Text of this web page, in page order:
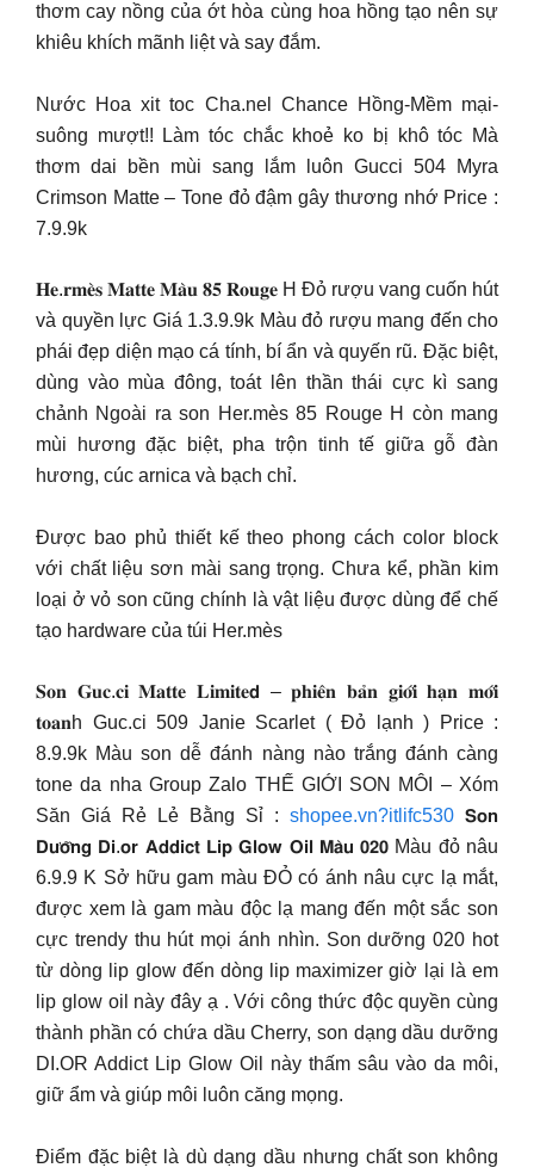
thơm cay nồng của ớt hòa cùng hoa hồng tạo nên sự
khiêu khích mãnh liệt và say đắm.
Nước Hoa xit toc Cha.nel Chance Hồng-Mềm mại-
suông mượt!! Làm tóc chắc khoẻ ko bị khô tóc Mà
thơm dai bền mùi sang lắm luôn Gucci 504 Myra
Crimson Matte – Tone đỏ đậm gây thương nhớ Price :
7.9.9k
𝐇𝐞.𝐫𝐦𝐞̀𝐬 𝐌𝐚𝐭𝐭𝐞 𝐌𝐚̀𝐮 𝟖𝟓 𝐑𝐨𝐮𝐠𝐞 H Đỏ rượu vang cuốn hút
và quyền lực Giá 1.3.9.9k Màu đỏ rượu mang đến cho
phái đẹp diện mạo cá tính, bí ẩn và quyến rũ. Đặc biệt,
dùng vào mùa đông, toát lên thần thái cực kì sang
chảnh Ngoài ra son Her.mès 85 Rouge H còn mang
mùi hương đặc biệt, pha trộn tinh tế giữa gỗ đàn
hương, cúc arnica và bạch chỉ.
Được bao phủ thiết kế theo phong cách color block
với chất liệu sơn mài sang trọng. Chưa kể, phần kim
loại ở vỏ son cũng chính là vật liệu được dùng để chế
tạo hardware của túi Her.mès
𝐒𝐨𝐧 𝐆𝐮𝐜.𝐜𝐢 𝐌𝐚𝐭𝐭𝐞 𝐋𝐢𝐦𝐢𝐭𝐞𝗱 – 𝐩𝐡𝐢𝐞̂𝐧 𝐛𝐚̉𝐧 𝐠𝐢𝐨̛́𝐢 𝐡𝐚̣𝐧 𝐦𝐨̛́𝐢
𝐭𝐨𝐚𝐧h Guc.ci 509 Janie Scarlet ( Đỏ lạnh ) Price :
8.9.9k Màu son dễ đánh nàng nào trắng đánh càng
tone da nha Group Zalo THẾ GIỚI SON MÔI – Xóm
Săn Giá Rẻ Lẻ Bằng Sỉ : shopee.vn?itlifc530 𝗦𝗼𝗻
𝗗𝘂̛𝗼̛̃𝗻𝗴 𝗗𝗶.𝗼𝗿 𝗔𝗱𝗱𝗶𝗰𝘁 𝗟𝗶𝗽 𝗚𝗹𝗼𝘄 𝗢𝗶𝗹 𝗠𝗮̀𝘂 𝟬𝟮𝟬 Màu đỏ nâu
6.9.9 K Sở hữu gam màu ĐỎ có ánh nâu cực lạ mắt,
được xem là gam màu độc lạ mang đến một sắc son
cực trendy thu hút mọi ánh nhìn. Son dưỡng 020 hot
từ dòng lip glow đến dòng lip maximizer giờ lại là em
lip glow oil này đây ạ . Với công thức độc quyền cùng
thành phần có chứa dầu Cherry, son dạng dầu dưỡng
DI.OR Addict Lip Glow Oil này thấm sâu vào da môi,
giữ ẩm và giúp môi luôn căng mọng.
Điểm đặc biệt là dù dạng dầu nhưng chất son không